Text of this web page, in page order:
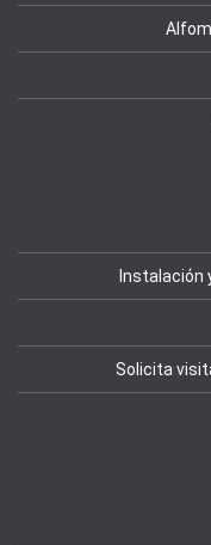
Instalación
Solicita